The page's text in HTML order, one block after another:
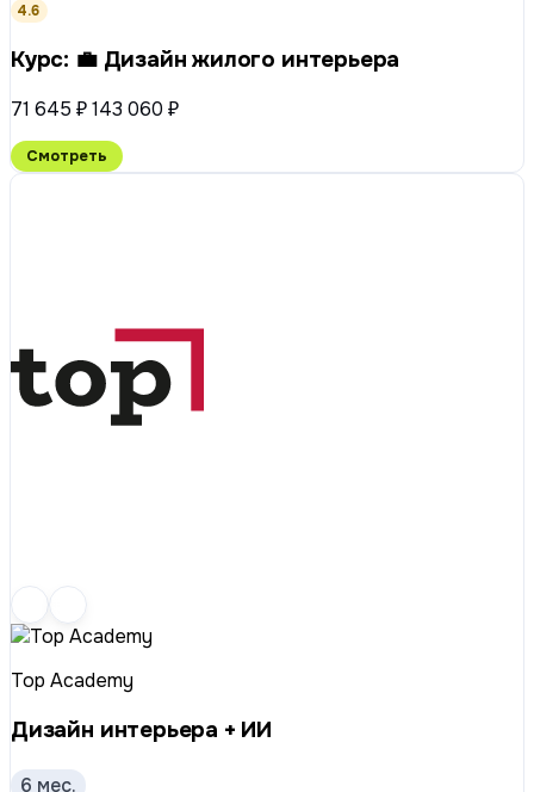
4.6
Курс: 💼 Дизайн жилого интерьера
71 645 ₽143 060 ₽
Смотреть
Top Academy
Дизайн интерьера + ИИ
6 мес.